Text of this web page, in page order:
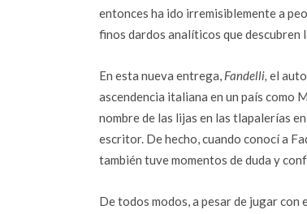
entonces ha ido irremisiblemente a
finos dardos analíticos que descubren
En esta nueva entrega, Fandelli, el
ascendencia italiana en un país como
nombre de las lijas en las tlapalerías
escritor. De hecho, cuando conocí a
también tuve momentos de duda y
De todos modos, a pesar de jugar con